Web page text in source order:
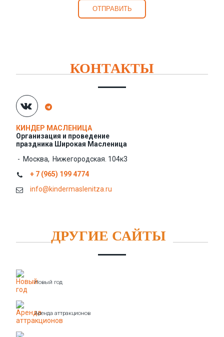
КОНТАКТЫ
КИНДЕР МАСЛЕНИЦА
Организация и проведение
праздника Широкая Масленица
- Москва, Нижегородская. 104к3
+ 7 (965) 199 4774
info@kindermaslenitza.ru
ДРУГИЕ САЙТЫ
Новый год
Аренда аттракционов